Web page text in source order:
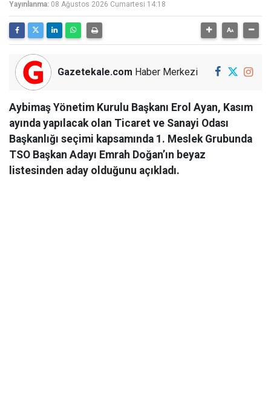
Yayınlanma: 08 Ağustos 2026 Cumartesi 14:18
Gazetekale.com Haber Merkezi
Aybimaş Yönetim Kurulu Başkanı Erol Ayan, Kasım
ayında yapılacak olan Ticaret ve Sanayi Odası
Başkanlığı seçimi kapsamında 1. Meslek Grubunda
TSO Başkan Adayı Emrah Doğan’ın beyaz
listesinden aday olduğunu açıkladı.